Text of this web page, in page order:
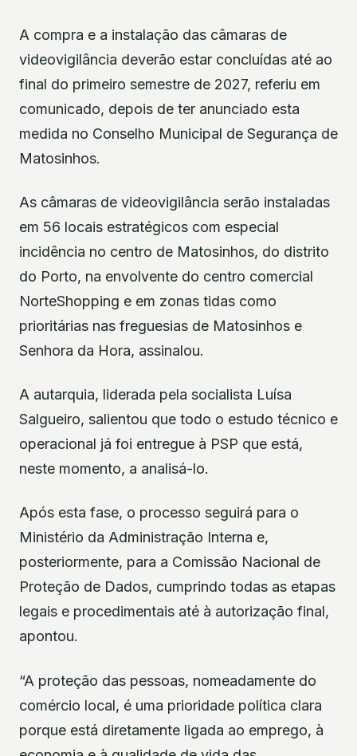
A compra e a instalação das câmaras de
videovigilância deverão estar concluídas até ao
final do primeiro semestre de 2027, referiu em
comunicado, depois de ter anunciado esta
medida no Conselho Municipal de Segurança de
Matosinhos.
As câmaras de videovigilância serão instaladas
em 56 locais estratégicos com especial
incidência no centro de Matosinhos, do distrito
do Porto, na envolvente do centro comercial
NorteShopping e em zonas tidas como
prioritárias nas freguesias de Matosinhos e
Senhora da Hora, assinalou.
A autarquia, liderada pela socialista Luísa
Salgueiro, salientou que todo o estudo técnico e
operacional já foi entregue à PSP que está,
neste momento, a analisá-lo.
Após esta fase, o processo seguirá para o
Ministério da Administração Interna e,
posteriormente, para a Comissão Nacional de
Proteção de Dados, cumprindo todas as etapas
legais e procedimentais até à autorização final,
apontou.
“A proteção das pessoas, nomeadamente do
comércio local, é uma prioridade política clara
porque está diretamente ligada ao emprego, à